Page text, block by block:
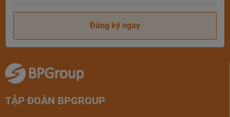
Đăng ký ngay
TẬP ĐOÀN BPGROUP